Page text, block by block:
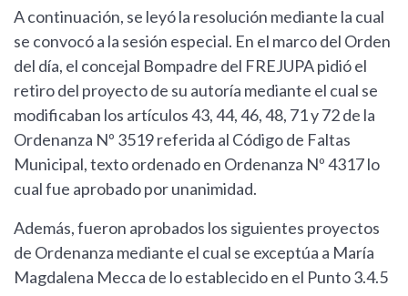
A continuación, se leyó la resolución mediante la cual
se convocó a la sesión especial. En el marco del Orden
del día, el concejal Bompadre del FREJUPA pidió el
retiro del proyecto de su autoría mediante el cual se
modificaban los artículos 43, 44, 46, 48, 71 y 72 de la
Ordenanza Nº 3519 referida al Código de Faltas
Municipal, texto ordenado en Ordenanza Nº 4317 lo
cual fue aprobado por unanimidad.
Además, fueron aprobados los siguientes proyectos
de Ordenanza mediante el cual se exceptúa a María
Magdalena Mecca de lo establecido en el Punto 3.4.5